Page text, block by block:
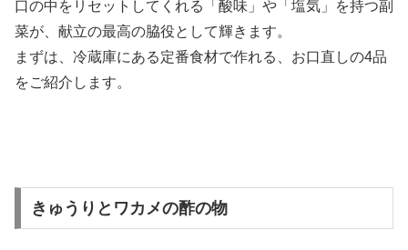
口の中をリセットしてくれる「酸味」や「塩気」を持つ副
菜が、献立の最高の脇役として輝きます。
まずは、冷蔵庫にある定番食材で作れる、お口直しの4品
をご紹介します。
きゅうりとワカメの酢の物